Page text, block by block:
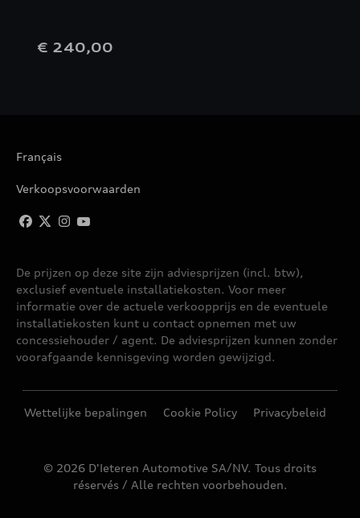
A6 AVANT E-TRON
A7 SPORTBACK
A8
E-TRON S
€ 240,00
Français
Verkoopsvoorwaarden
De prijzen op deze site zijn adviesprijzen (incl. btw),
exclusief eventuele installatiekosten. Voor meer
informatie over de actuele verkoopprijs en de eventuele
installatiekosten kunt u contact opnemen met uw
concessiehouder / agent. De adviesprijzen kunnen zonder
voorafgaande kennisgeving worden gewijzigd.
Wettelijke bepalingen Cookie Policy Privacybeleid
© 2026 D'Ieteren Automotive SA/NV. Tous droits
réservés / Alle rechten voorbehouden.